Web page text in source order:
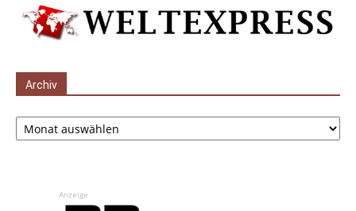
Archiv
Archiv
Anzeige